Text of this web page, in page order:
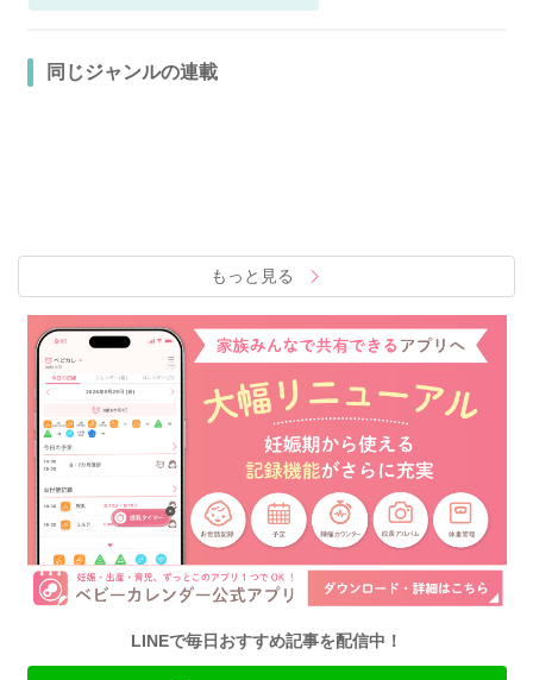
同じジャンルの連載
もっと見る
LINEで毎日おすすめ記事を配信中！